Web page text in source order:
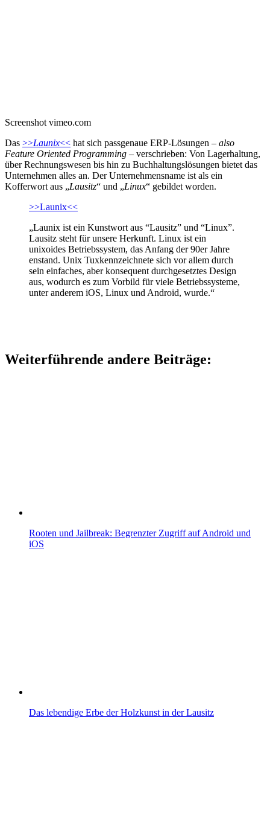
Screenshot vimeo.com
Das >>Launix<< hat sich passgenaue ERP-Lösungen – also
Feature Oriented Programming – verschrieben: Von Lagerhaltung,
über Rechnungswesen bis hin zu Buchhaltungslösungen bietet das
Unternehmen alles an. Der Unternehmensname ist als ein
Kofferwort aus „Lausitz“ und „Linux“ gebildet worden.
>>Launix<<
„Launix ist ein Kunstwort aus “Lausitz” und “Linux”.
Lausitz steht für unsere Herkunft. Linux ist ein
unixoides Betriebssystem, das Anfang der 90er Jahre
enstand. Unix Tuxkennzeichnete sich vor allem durch
sein einfaches, aber konsequent durchgesetztes Design
aus, wodurch es zum Vorbild für viele Betriebssysteme,
unter anderem iOS, Linux und Android, wurde.“
Weiterführende andere Beiträge:
Rooten und Jailbreak: Begrenzter Zugriff auf Android und
iOS
Das lebendige Erbe der Holzkunst in der Lausitz